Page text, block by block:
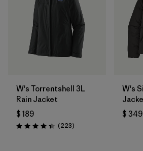
W's Torrentshell 3L
Rain Jacket
$ 189
Valoración: 4.4 / 5
(223Comentarios
)
W's
$ 349